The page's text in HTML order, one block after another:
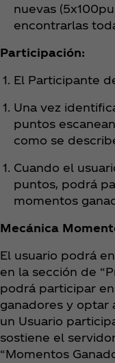
nuevas
encontrarlas
Participación:
El Participante
Una vez
puntos
como se
Cuando el
puntos, podrá
momentos
Mecánica
El usuario podrá
en la sección de
podrá participar
ganadores y optar
un Usuario
sostiene el
“Momentos